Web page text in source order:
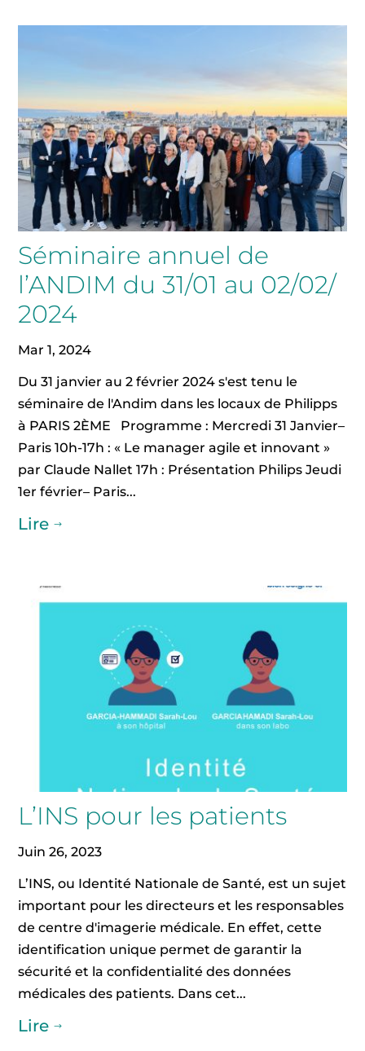
Séminaire annuel de
l’ANDIM du 31/01 au 02/02/
2024
Mar 1, 2024
Du 31 janvier au 2 février 2024 s'est tenu le
séminaire de l'Andim dans les locaux de Philipps
à PARIS 2ÈME Programme : Mercredi 31 Janvier–
Paris 10h-17h : « Le manager agile et innovant »
par Claude Nallet 17h : Présentation Philips Jeudi
1er février– Paris...
Lire $
L’INS pour les patients
Juin 26, 2023
L’INS, ou Identité Nationale de Santé, est un sujet
important pour les directeurs et les responsables
de centre d'imagerie médicale. En effet, cette
identification unique permet de garantir la
sécurité et la confidentialité des données
médicales des patients. Dans cet...
Lire $